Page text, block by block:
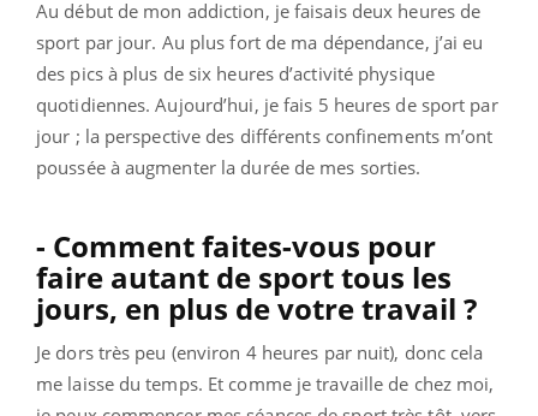
Au début de mon addiction, je faisais deux heures de
sport par jour. Au plus fort de ma dépendance, j’ai eu
des pics à plus de six heures d’activité physique
quotidiennes. Aujourd’hui, je fais 5 heures de sport par
jour ; la perspective des différents confinements m’ont
poussée à augmenter la durée de mes sorties.
- Comment faites-vous pour
faire autant de sport tous les
jours, en plus de votre travail ?
Je dors très peu (environ 4 heures par nuit), donc cela
me laisse du temps. Et comme je travaille de chez moi,